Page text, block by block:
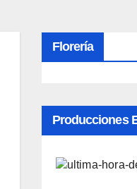
Florería
Producciones